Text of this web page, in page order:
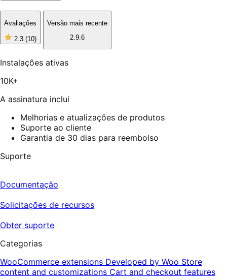
Avaliações
2.3 (10)
2
5
estrelas,
Versão mais recente
2.9.6
Instalações ativas
10K+
A assinatura inclui
Melhorias e atualizações de produtos
Suporte ao cliente
Garantia de 30 dias para reembolso
Suporte
Documentação
Solicitações de recursos
Obter suporte
Categorias
WooCommerce extensions Developed by Woo Store
content and customizations Cart and checkout features